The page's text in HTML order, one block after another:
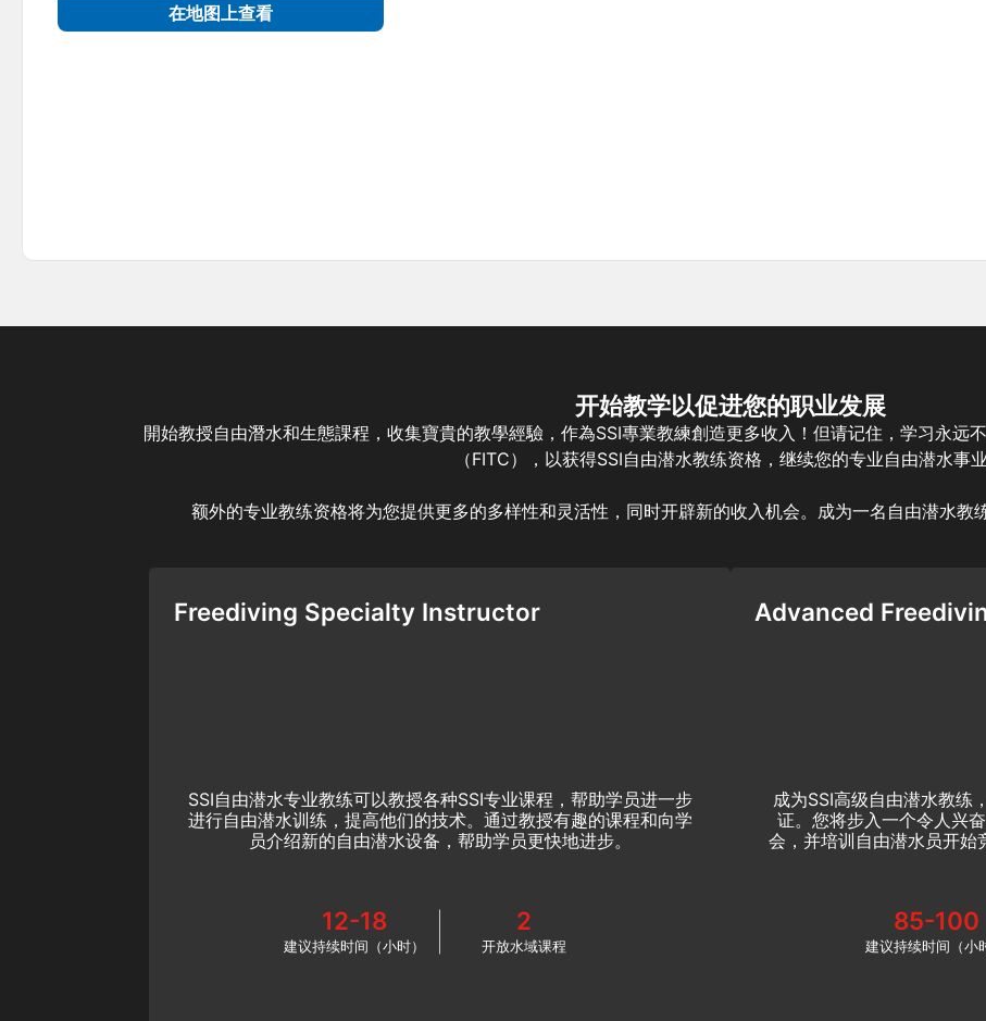
在地图上查看
开始教学以促进您的职业发展
開始教授自由潛水和生態課程，收集寶貴的教學經驗，作為SSI專業教練創造更多收入！但请记住，学习永远
（FITC），以获得SSI自由潜水教练资格，继续您的专业自由潜水事业
额外的专业教练资格将为您提供更多的多样性和灵活性，同时开辟新的收入机会。成为一名自由潜水教
Freediving Specialty Instructor
SSI自由潜水专业教练可以教授各种SSI专业课程，帮助学员进一步
进行自由潜水训练，提高他们的技术。通过教授有趣的课程和向学
员介绍新的自由潜水设备，帮助学员更快地进步。
12-18
建议持续时间（小时）
2
开放水域课程
Advanced
成为SSI高级自由潜水教练
证。您将步入一个令人兴
会，并培训自由潜水员开始
85-100
建议持续时间（小